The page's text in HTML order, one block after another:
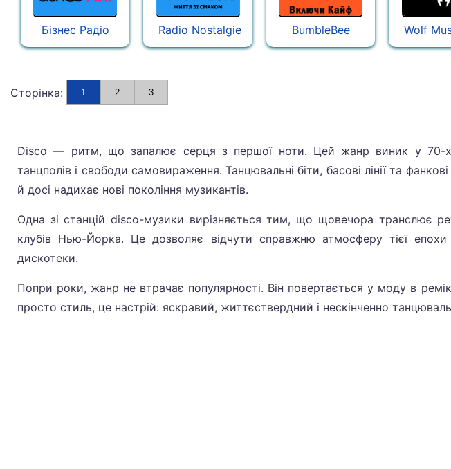
Бізнес Радіо Radio Nostalgie BumbleBee Wolf
Сторінка: 1 2 3
Disco — ритм, що запалює серця з першої ноти. Цей жанр виник у 70-х
танцполів і свободи самовираження. Танцювальні біти, басові лінії та
й досі надихає нові покоління музикантів.
Одна зі станцій disco-музики вирізняється тим, що щовечора транслює
клубів Нью-Йорка. Це дозволяє відчути справжню атмосферу тієї
дискотеки.
Попри роки, жанр не втрачає популярності. Він повертається у моду в
просто стиль, це настрій: яскравий, життєствердний і нескінченно